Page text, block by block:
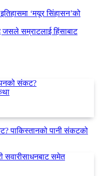
‘मयूर सिंहासन’को
जसले सम्राटलाई हिंसाबाट
पाकिस्तानको पानी संकटको